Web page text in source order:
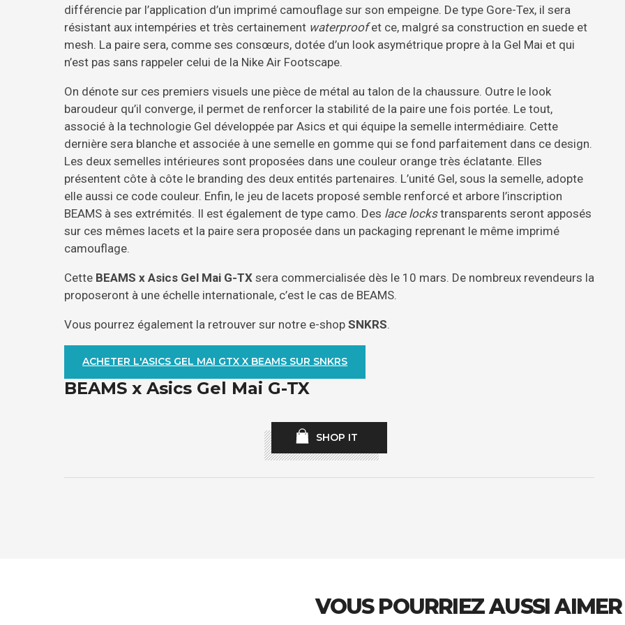
différencie par l’application d’un imprimé camouflage sur son empeigne. De type Gore-Tex, il sera
résistant aux intempéries et très certainement waterproofet ce, malgré sa construction en suede et
mesh. La paire sera, comme ses consœurs, dotée d’un look asymétrique propre à la Gel Mai et qui
n’est pas sans rappeler celui de la Nike Air Footscape.
On dénote sur ces premiers visuels une pièce de métal au talon de la chaussure. Outre le look
baroudeur qu’il converge, il permet de renforcer la stabilité de la paire une fois portée. Le tout,
associé à la technologie Gel développée par Asics et qui équipe la semelle intermédiaire. Cette
dernière sera blanche et associée à une semelle en gomme qui se fond parfaitement dans ce design.
Les deux semelles intérieures sont proposées dans une couleur orange très éclatante. Elles
présentent côte à côte le branding des deux entités partenaires. L’unité Gel, sous la semelle, adopte
elle aussi ce code couleur. Enfin, le jeu de lacets proposé semble renforcé et arbore l’inscription
BEAMS à ses extrémités. Il est également de type camo. Des lace lockstransparents seront apposés
sur ces mêmes lacets et la paire sera proposée dans un packaging reprenant le même imprimé
camouflage.
Cette BEAMS x Asics Gel Mai G-TX sera commercialisée dès le 10 mars. De nombreux revendeurs la
proposeront à une échelle internationale, c’est le cas de BEAMS.
Vous pourrez également la retrouver sur notre e-shop SNKRS.
ACHETER L'ASICS GEL MAI GTX X BEAMS SUR SNKRS
BEAMS x Asics Gel Mai G-TX
SHOP IT
VOUS POURRIEZ AUSSI AIMER